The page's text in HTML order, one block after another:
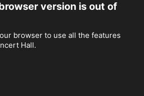
version is out of
browser to use all the features
Hall.